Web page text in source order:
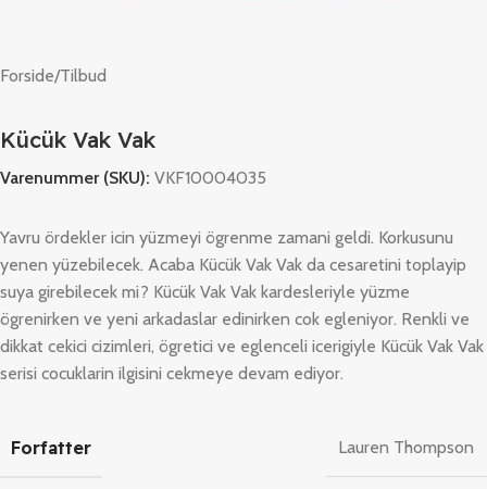
Forside/Tilbud
Kücük Vak Vak
Varenummer (SKU): VKF10004035
Yavru ördekler icin yüzmeyi ögrenme zamani geldi. Korkusunu
yenen yüzebilecek. Acaba Kücük Vak Vak da cesaretini toplayip
suya girebilecek mi? Kücük Vak Vak kardesleriyle yüzme
ögrenirken ve yeni arkadaslar edinirken cok egleniyor. Renkli ve
dikkat cekici cizimleri, ögretici ve eglenceli icerigiyle Kücük Vak Vak
serisi cocuklarin ilgisini cekmeye devam ediyor.
Forfatter Lauren Thompson